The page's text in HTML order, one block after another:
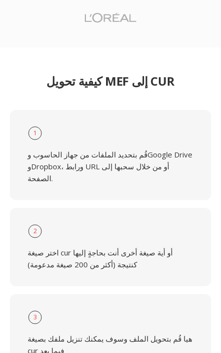
كيفية تحويل MEF إلى CUR
1
قُم بتحديد الملفات من جهاز الحاسوب وGoogle Drive
وDropbox، ورابط URL أو من خلال سحبها إلى
الصفحة.
2
اختر صيغة cur أو أية صيغة أخرى أنت بحاجةٍ إليها
كنتيجة (أكثر من 200 صيغة مدعومة)
3
هيا قُم بتحويل الملف وسوف يمكنك تنزيل ملفك بصيغة
cur فِيما بعد